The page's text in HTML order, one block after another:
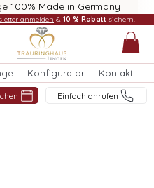
100% Made in Germany
Konfigurator Kontakt
Einfach anrufen
anmelden & 10 % Rabatt sichern!